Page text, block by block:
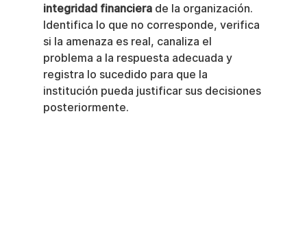
integridad financiera de la organización.
Identifica lo que no corresponde, verifica
si la amenaza es real, canaliza el
problema a la respuesta adecuada y
registra lo sucedido para que la
institución pueda justificar sus decisiones
posteriormente.